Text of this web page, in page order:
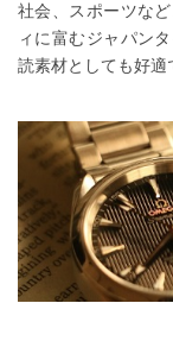
社会、スポーツな
ィに富むジャパン
読素材としても好適